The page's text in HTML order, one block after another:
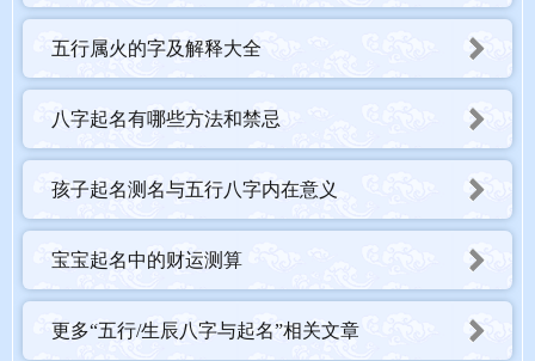
五行属火的字及解释大全
八字起名有哪些方法和禁忌
孩子起名测名与五行八字内在意义
宝宝起名中的财运测算
更多“五行/生辰八字与起名”相关文章